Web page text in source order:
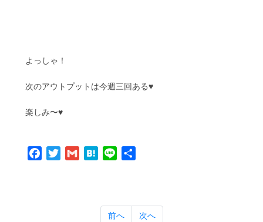
よっしゃ！
次のアウトプットは今週三回ある♥️
楽しみ〜♥️
Facebook
TwitterGmail Hatena
Line
前へ 次へ